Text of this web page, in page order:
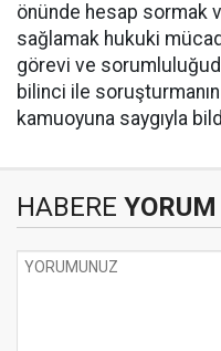
önünde hesap sormak
sağlamak hukuki
görevi ve
bilinci ile
kamuoyuna saygıyla
HABERE